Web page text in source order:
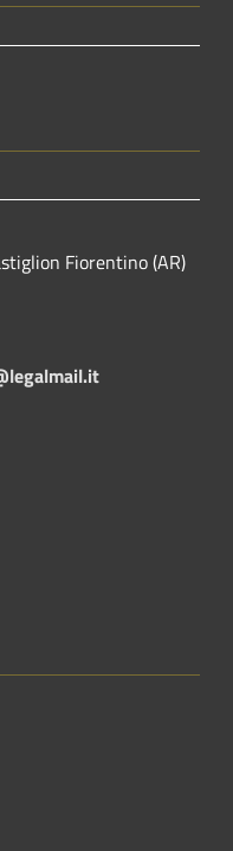
Fiorentino (AR)